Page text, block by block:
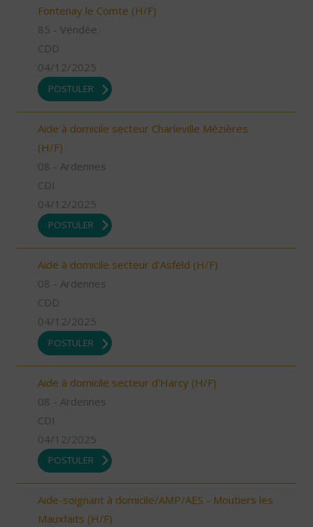
Fontenay le Comte (H/F)
85 - Vendée
CDD
04/12/2025
POSTULER
Aide à domicile secteur Charleville Mézières
(H/F)
08 - Ardennes
CDI
04/12/2025
POSTULER
Aide à domicile secteur d'Asfeld (H/F)
08 - Ardennes
CDD
04/12/2025
POSTULER
Aide à domicile secteur d'Harcy (H/F)
08 - Ardennes
CDI
04/12/2025
POSTULER
Aide-soignant à domicile/AMP/AES - Moutiers les
Mauxfaits (H/F)